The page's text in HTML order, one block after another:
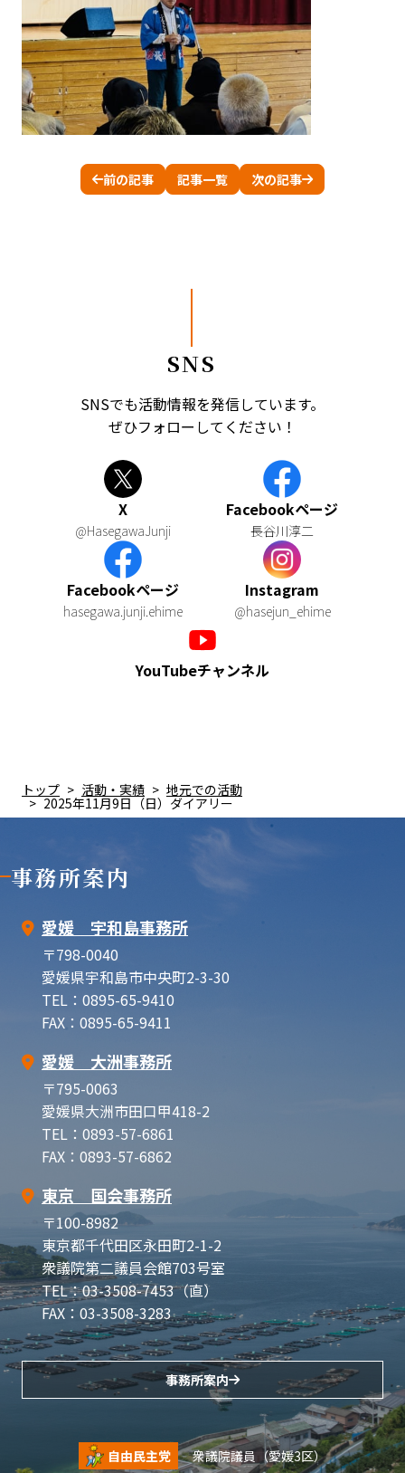
前の記事 記事一覧 次の記事
SNS
SNSでも活動情報を発信しています。
ぜひフォローしてください！
X
@HasegawaJunji
Facebookページ
長谷川淳二
Facebookページ
hasegawa.junji.ehime
Instagram
@hasejun_ehime
YouTubeチャンネル
トップ 活動・実績 地元での活動
2025年11月9日（日）ダイアリー
事務所案内
愛媛 宇和島事務所
〒798-0040
愛媛県宇和島市中央町2-3-30
TEL：0895-65-9410
FAX：0895-65-9411
愛媛 大洲事務所
〒795-0063
愛媛県大洲市田口甲418-2
TEL：0893-57-6861
FAX：0893-57-6862
東京 国会事務所
〒100-8982
東京都千代田区永田町2-1-2
衆議院第二議員会館703号室
TEL：03-3508-7453（直）
FAX：03-3508-3283
事務所案内
自由民主党 衆議院議員（愛媛3区）